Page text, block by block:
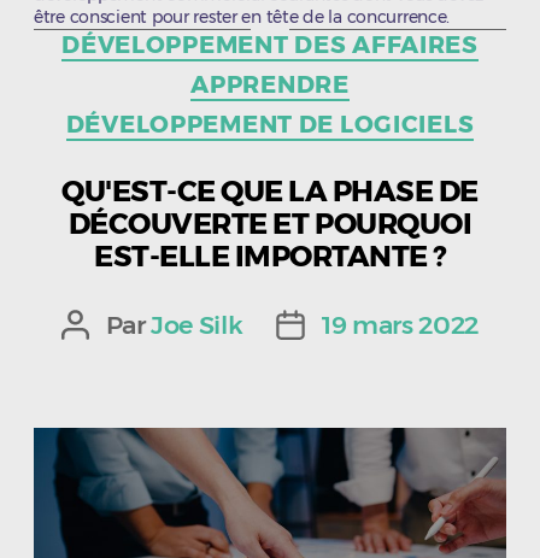
être conscient pour rester en tête de la concurrence.
Catégories
DÉVELOPPEMENT DES AFFAIRES
APPRENDRE
DÉVELOPPEMENT DE LOGICIELS
QU'EST-CE QUE LA PHASE DE
DÉCOUVERTE ET POURQUOI
EST-ELLE IMPORTANTE ?
Auteur
ParJoe Silk
Date19 mars 2022